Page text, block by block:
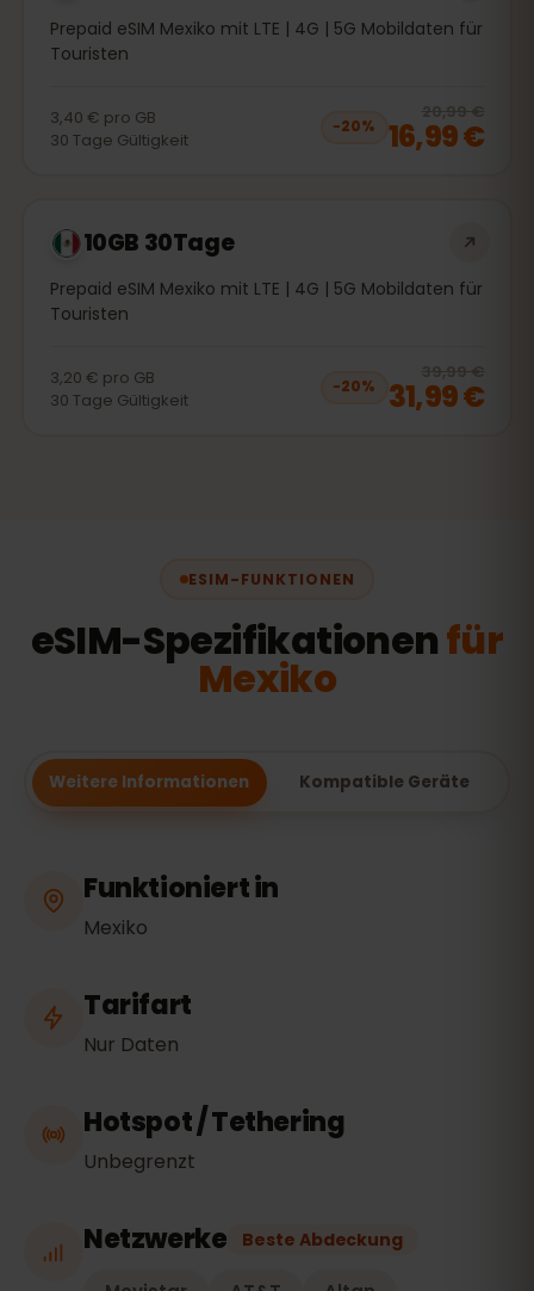
Prepaid eSIM Mexiko mit LTE | 4G | 5G Mobildaten für
Touristen
3,40 € pro GB
30 Tage Gültigkeit
−20%
20,99 €
16,99 €
10GB 30Tage
Prepaid eSIM Mexiko mit LTE | 4G | 5G Mobildaten für
Touristen
3,20 € pro GB
30 Tage Gültigkeit
−20%
39,99 €
31,99 €
ESIM-FUNKTIONEN
eSIM-Spezifikationenfür
Mexiko
Weitere Informationen Kompatible Geräte
Funktioniert in
Mexiko
Tarifart
Nur Daten
Hotspot / Tethering
Unbegrenzt
Netzwerke Beste Abdeckung